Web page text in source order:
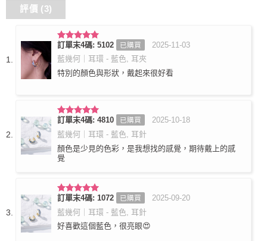
評價 (3)
評分5滿
分 5
訂單末4碼: 5102 已購買
2025-11-03
藍幾何｜耳環 - 藍色, 耳夾
特別的顏色與形狀，戴起來很好看
評分5滿
分 5
訂單末4碼: 4810 已購買
2025-10-18
藍幾何｜耳環 - 藍色, 耳針
顏色是少見的色彩，是我想找的感覺，期待戴上的感
覺
評分5滿
分 5
訂單末4碼: 1072 已購買
2025-09-20
藍幾何｜耳環 - 藍色, 耳針
好喜歡這個藍色，很亮眼😍